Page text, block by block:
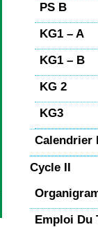
PS B
KG1 – A
KG1 – B
KG 2
KG3
Calendrier
Cycle II
Emploi Du